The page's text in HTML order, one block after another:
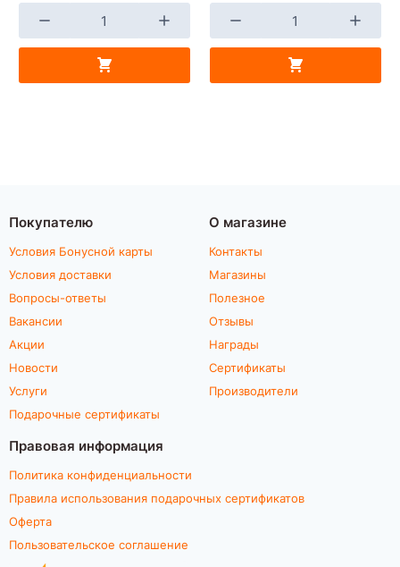
Покупателю
Условия Бонусной карты
Условия доставки
Вопросы-ответы
Вакансии
Акции
Новости
Услуги
Подарочные сертификаты
О магазине
Контакты
Магазины
Полезное
Отзывы
Награды
Сертификаты
Производители
Правовая информация
Политика конфиденциальности
Правила использования подарочных сертификатов
Оферта
Пользовательское соглашение